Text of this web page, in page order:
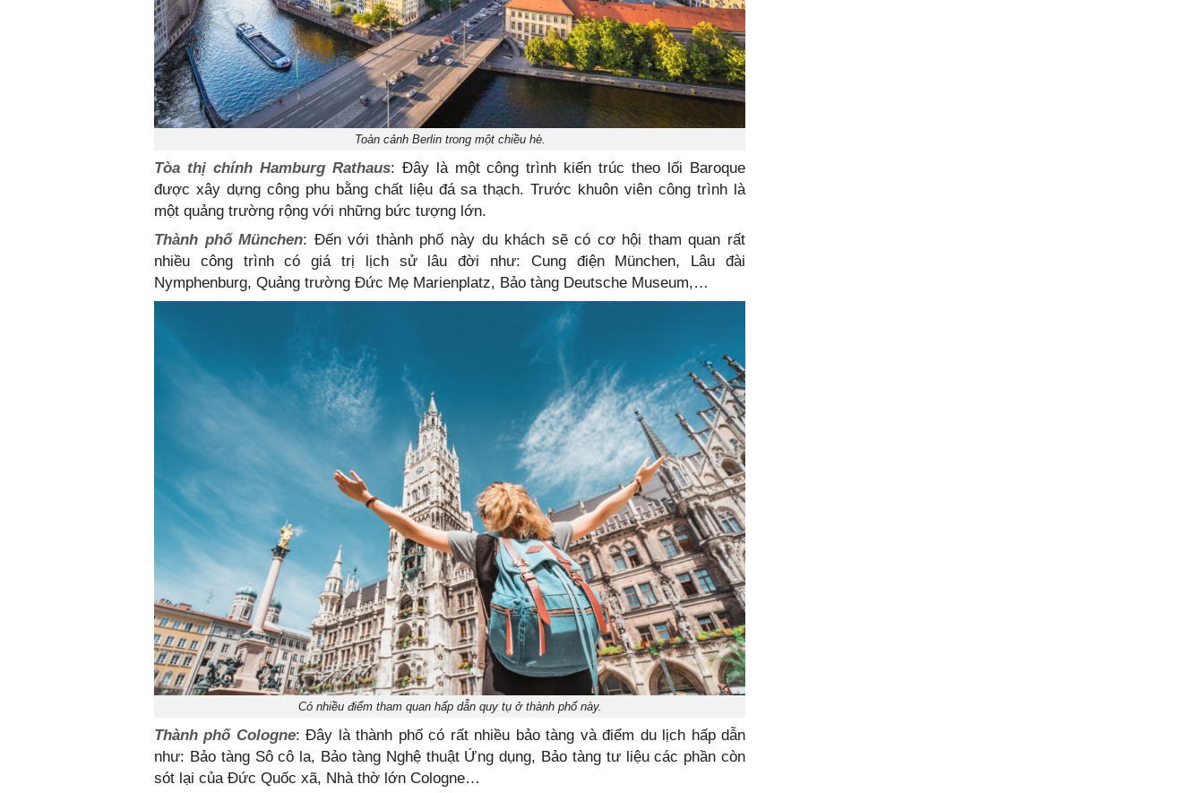
Toàn cảnh Berlin trong một chiều hè.
Tòa thị chính Hamburg Rathaus: Đây là một công trình kiến trúc theo lối Baroque
được xây dựng công phu bằng chất liệu đá sa thạch. Trước khuôn viên công trình là
một quảng trường rộng với những bức tượng lớn.
Thành phố München: Đến với thành phố này du khách sẽ có cơ hội tham quan rất
nhiều công trình có giá trị lịch sử lâu đời như: Cung điện München, Lâu đài
Nymphenburg, Quảng trường Đức Mẹ Marienplatz, Bảo tàng Deutsche Museum,…
Có nhiều điểm tham quan hấp dẫn quy tụ ở thành phố này.
Thành phố Cologne: Đây là thành phố có rất nhiều bảo tàng và điểm du lịch hấp dẫn
như: Bảo tàng Sô cô la, Bảo tàng Nghệ thuật Ứng dụng, Bảo tàng tư liệu các phần còn
sót lại của Đức Quốc xã, Nhà thờ lớn Cologne…